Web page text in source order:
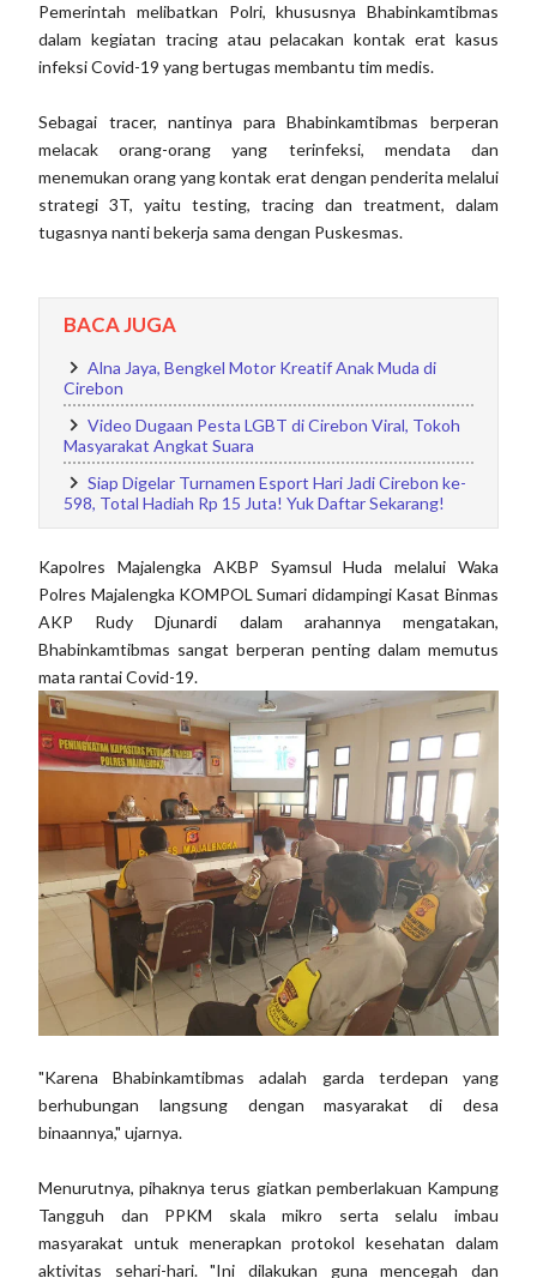
Pemerintah melibatkan Polri, khususnya Bhabinkamtibmas
dalam kegiatan tracing atau pelacakan kontak erat kasus
infeksi Covid-19 yang bertugas membantu tim medis.
Sebagai tracer, nantinya para Bhabinkamtibmas berperan
melacak orang-orang yang terinfeksi, mendata dan
menemukan orang yang kontak erat dengan penderita melalui
strategi 3T, yaitu testing, tracing dan treatment, dalam
tugasnya nanti bekerja sama dengan Puskesmas.
BACA JUGA
Alna Jaya, Bengkel Motor Kreatif Anak Muda di
Cirebon
Video Dugaan Pesta LGBT di Cirebon Viral, Tokoh
Masyarakat Angkat Suara
Siap Digelar Turnamen Esport Hari Jadi Cirebon ke-
598, Total Hadiah Rp 15 Juta! Yuk Daftar Sekarang!
Kapolres Majalengka AKBP Syamsul Huda melalui Waka
Polres Majalengka KOMPOL Sumari didampingi Kasat Binmas
AKP Rudy Djunardi dalam arahannya mengatakan,
Bhabinkamtibmas sangat berperan penting dalam memutus
mata rantai Covid-19.
"Karena Bhabinkamtibmas adalah garda terdepan yang
berhubungan langsung dengan masyarakat di desa
binaannya," ujarnya.
Menurutnya, pihaknya terus giatkan pemberlakuan Kampung
Tangguh dan PPKM skala mikro serta selalu imbau
masyarakat untuk menerapkan protokol kesehatan dalam
aktivitas sehari-hari. "Ini dilakukan guna mencegah dan